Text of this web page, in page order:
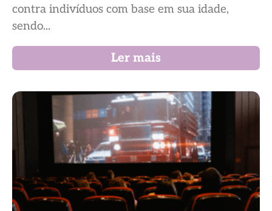
contra indivíduos com base em sua idade,
sendo...
Ler mais